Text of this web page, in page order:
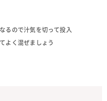
るので汁気を切って投入
よく混ぜましょう